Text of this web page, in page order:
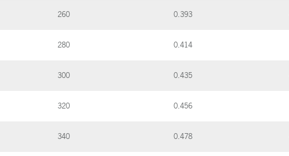
260 0.393
280 0.414
300 0.435
320 0.456
340 0.478